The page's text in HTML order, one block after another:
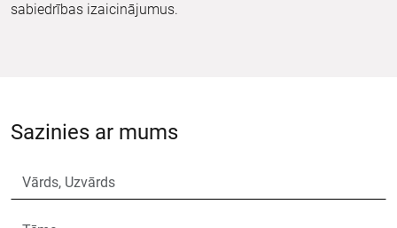
sabiedrības izaicinājumus.
Sazinies ar mums